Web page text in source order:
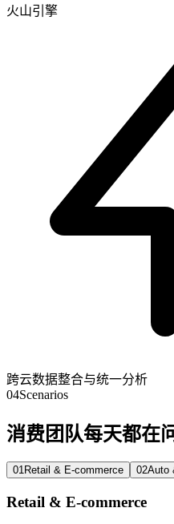
火山引擎
跨云数据整合与统一分析
04Scenarios
消费团队每天都在
01Retail & E-commerce 02Auto
Retail & E-commerce